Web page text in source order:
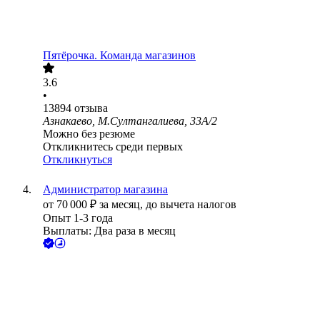
Пятёрочка. Команда магазинов
3.6
•
13894 отзыва
Азнакаево, М.Султангалиева, 33А/2
Можно без резюме
Откликнитесь среди первых
Откликнуться
Администратор магазина
от 70 000 ₽ за месяц, до вычета налогов
Опыт 1-3 года
Выплаты: Два раза в месяц